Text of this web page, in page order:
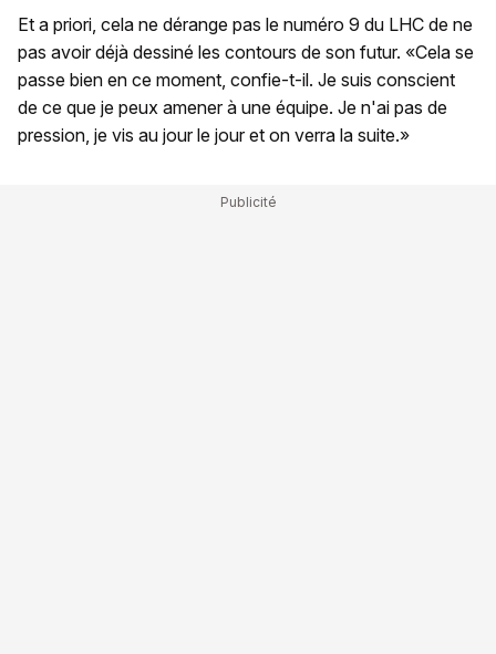
Et a priori, cela ne dérange pas le numéro 9 du LHC de ne
pas avoir déjà dessiné les contours de son futur. «Cela se
passe bien en ce moment, confie-t-il. Je suis conscient
de ce que je peux amener à une équipe. Je n'ai pas de
pression, je vis au jour le jour et on verra la suite.»